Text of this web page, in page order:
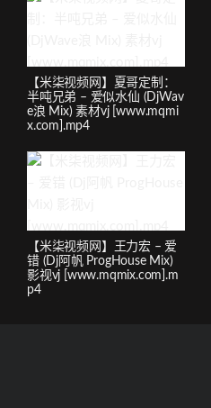
【米柒视频网】夏哥定制：
半吨兄弟 – 爱似水仙 (DjWav
e浪 Mix) 素材vj [www.mqmi
x.com].mp4
【米柒视频网】王力宏 – 爱
错 (Dj阿帆 ProgHouse Mix)
影视vj [www.mqmix.com].m
p4